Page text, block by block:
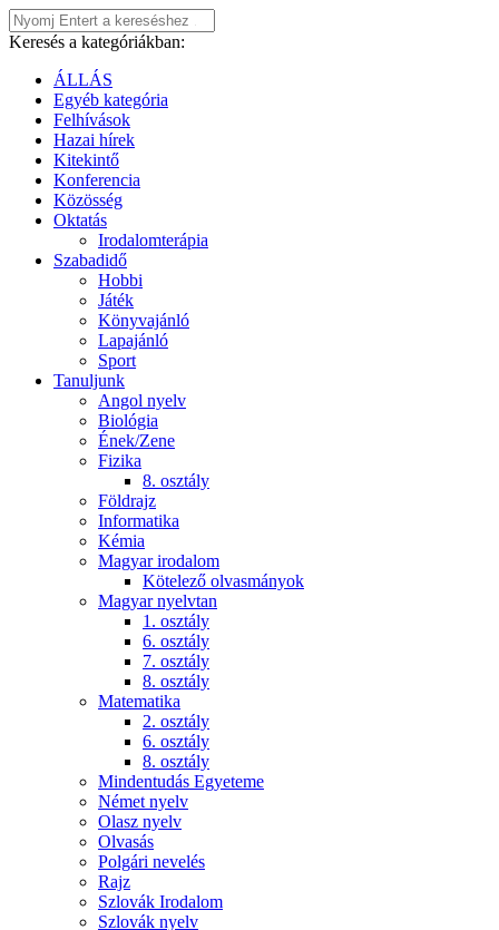
Keresés a kategóriákban:
ÁLLÁS
Egyéb kategória
Felhívások
Hazai hírek
Kitekintő
Konferencia
Közösség
Oktatás
Irodalomterápia
Szabadidő
Hobbi
Játék
Könyvajánló
Lapajánló
Sport
Tanuljunk
Angol nyelv
Biológia
Ének/Zene
Fizika
8. osztály
Földrajz
Informatika
Kémia
Magyar irodalom
Kötelező olvasmányok
Magyar nyelvtan
1. osztály
6. osztály
7. osztály
8. osztály
Matematika
2. osztály
6. osztály
8. osztály
Mindentudás Egyeteme
Német nyelv
Olasz nyelv
Olvasás
Polgári nevelés
Rajz
Szlovák Irodalom
Szlovák nyelv